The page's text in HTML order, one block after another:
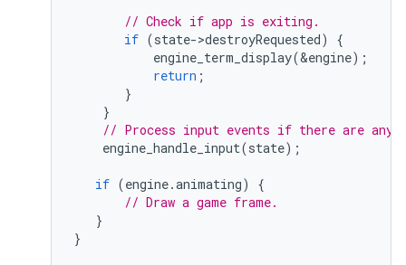
// Check if app is exiting.
if (state->destroyRequested)
{
engine_term_display(&engine);
return ;
}
}
// Process input events if there are any.
engine_handle_input(state);
if (engine.animating)
{
// Draw a game frame.
}
}